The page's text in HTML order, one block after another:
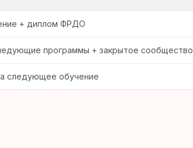
+ диплом ФРДО
программы + закрытое сообщество
следующее обучение